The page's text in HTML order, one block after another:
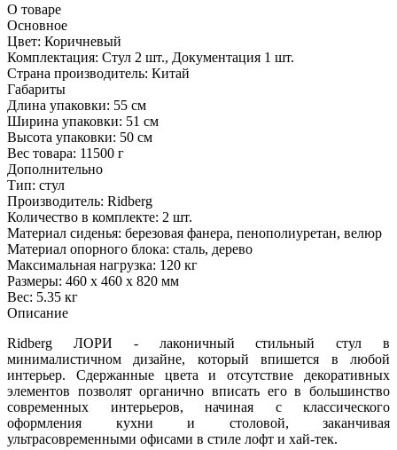
О товаре
Основное
Цвет: Коричневый
Комплектация: Стул 2 шт., Документация 1 шт.
Страна производитель: Китай
Габариты
Длина упаковки: 55 см
Ширина упаковки: 51 см
Высота упаковки: 50 см
Вес товара: 11500 г
Дополнительно
Тип: стул
Производитель: Ridberg
Количество в комплекте: 2 шт.
Материал сиденья: березовая фанера, пенополиуретан, велюр
Материал опорного блока: сталь, дерево
Максимальная нагрузка: 120 кг
Размеры: 460 x 460 x 820 мм
Вес: 5.35 кг
Описание
Ridberg ЛОРИ - лаконичный стильный стул в
минималистичном дизайне, который впишется в любой
интерьер. Сдержанные цвета и отсутствие декоративных
элементов позволят органично вписать его в большинство
современных интерьеров, начиная с классического
оформления кухни и столовой, заканчивая
ультрасовременными офисами в стиле лофт и хай-тек.